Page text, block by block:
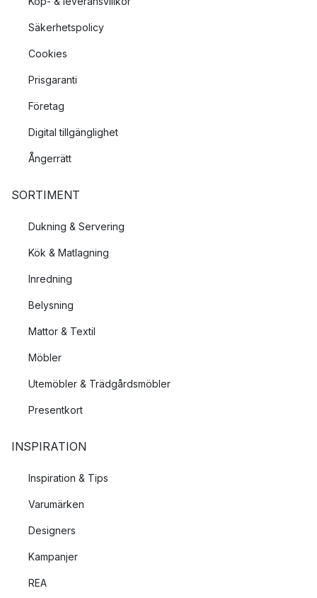
Säkerhetspolicy
Cookies
Prisgaranti
Företag
Digital tillgänglighet
Ångerrätt
SORTIMENT
Dukning & Servering
Kök & Matlagning
Inredning
Belysning
Mattor & Textil
Möbler
Utemöbler & Trädgårdsmöbler
Presentkort
INSPIRATION
Inspiration & Tips
Varumärken
Designers
Kampanjer
REA